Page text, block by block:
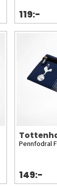
119:-
Pennfodral
149:-